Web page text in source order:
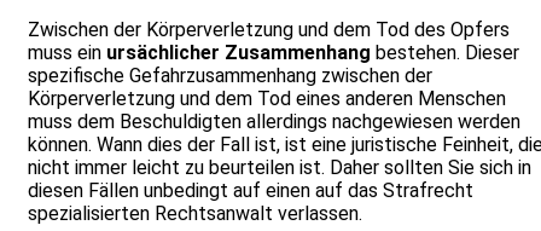
Zwischen der Körperverletzung und dem Tod des Opfers
muss ein ursächlicher Zusammenhang bestehen. Dieser
spezifische Gefahrzusammenhang zwischen der
Körperverletzung und dem Tod eines anderen Menschen
muss dem Beschuldigten allerdings nachgewiesen werden
können. Wann dies der Fall ist, ist eine juristische Feinheit,
nicht immer leicht zu beurteilen ist. Daher sollten Sie sich in
diesen Fällen unbedingt auf einen auf das Strafrecht
spezialisierten Rechtsanwalt verlassen.